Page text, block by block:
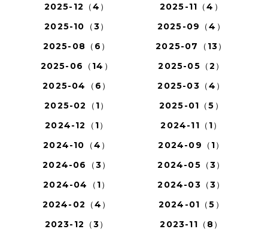
2025-12（4）
2025-11（4）
2025-10（3）
2025-09（4）
2025-08（6）
2025-07（13）
2025-06（14）
2025-05（2）
2025-04（6）
2025-03（4）
2025-02（1）
2025-01（5）
2024-12（1）
2024-11（1）
2024-10（4）
2024-09（1）
2024-06（3）
2024-05（3）
2024-04（1）
2024-03（3）
2024-02（4）
2024-01（5）
2023-12（3）
2023-11（8）